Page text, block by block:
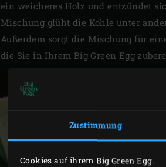
Zustimmung
Cookies auf ihrem Big Green Egg.
ein weicheres Holz und entzündet
Mischung glüht die Kohle unter
Außerdem sorgt die Mischung für
die Sie in Ihrem Big Green Egg